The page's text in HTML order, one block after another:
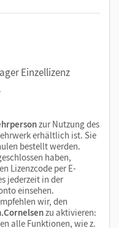
Einzellizenz
zur Nutzung des
erhältlich ist. Sie
bestellt werden.
haben,
Lizenzcode per E-
jederzeit in der
einsehen.
wir, den
zu aktivieren:
alle Funktionen, wie z.